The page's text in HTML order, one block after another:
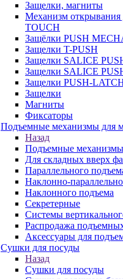
Защелки, магниты
Механизм
TOUCH
Защёлки PUSH
Защелки T-PUSH
Защелки SALICE
Защелки SALICE
Защелки PUSH-
Защелки
Магниты
Фиксаторы
Подъемные механизмы для
Назад
Подъемные
Для складных вверх
Параллельного
Наклонно-
Наклонного подъема
Секретерные
Системы
Распродажа
Аксессуары для
Сушки для посуды
Назад
Сушки для посуды